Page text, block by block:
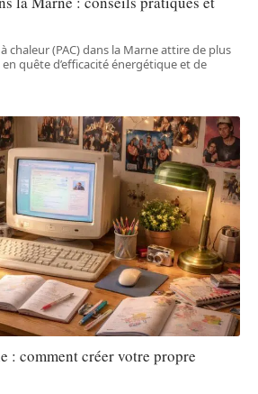
chaleur (PAC) dans la Marne attire de plus
quête d’efficacité énergétique et de
: comment créer votre propre